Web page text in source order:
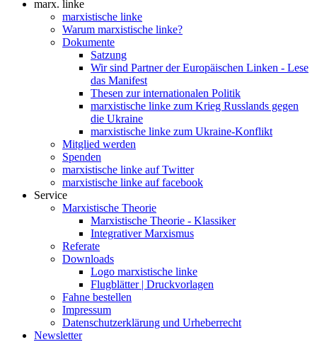
marx. linke
marxistische linke
Warum marxistische linke?
Dokumente
Satzung
Wir sind Partner der Europäischen Linken - Lese
das Manifest
Thesen zur internationalen Politik
marxistische linke zum Krieg Russlands gegen
die Ukraine
marxistische linke zum Ukraine-Konflikt
Mitglied werden
Spenden
marxistische linke auf Twitter
marxistische linke auf facebook
Service
Marxistische Theorie
Marxistische Theorie - Klassiker
Integrativer Marxismus
Referate
Downloads
Logo marxistische linke
Flugblätter | Druckvorlagen
Fahne bestellen
Impressum
Datenschutzerklärung und Urheberrecht
Newsletter